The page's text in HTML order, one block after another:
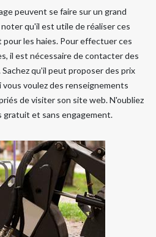
peuvent se faire sur un grand
qu'il est utile de réaliser ces
les haies. Pour effectuer ces
il est nécessaire de contacter des
qu'il peut proposer des prix
voulez des renseignements
de visiter son site web. N'oubliez
gratuit et sans engagement.